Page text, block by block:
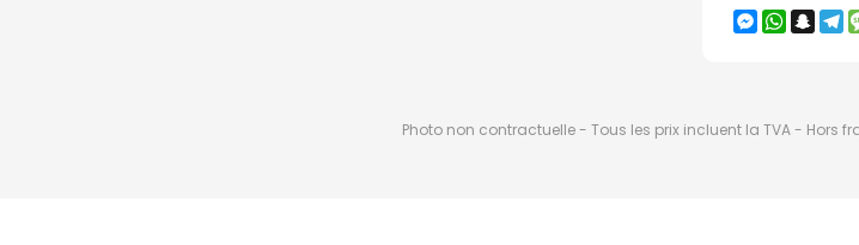
Messenger
Photo non contractuelle - Tous les prix incluent la TVA - Hors